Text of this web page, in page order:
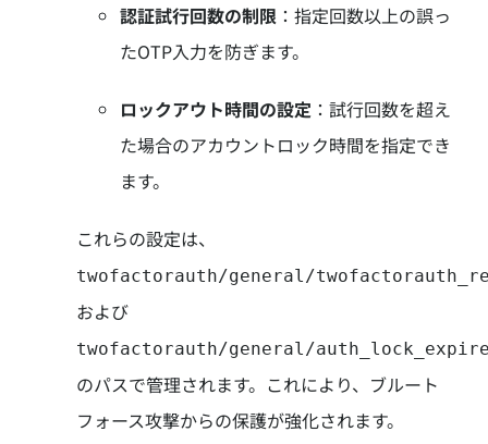
認証試行回数の制限 ： 指定回数以上の誤っ
たOTP入力を防ぎます。
ロックアウト時間の設定 ： 試行回数を超え
た場合のアカウントロック時間を指定でき
ます。
これらの設定は、
twofactorauth/general/
および
twofactorauth/general/
のパスで管理されます。 これにより、ブルート
フォース攻撃からの保護が強化されます。